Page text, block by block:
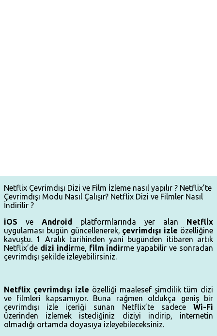
Netflix Çevrimdışı Dizi ve Film İzleme nasıl yapılır ? Netflix’te
Çevrimdışı Modu Nasıl Çalışır? Netflix Dizi ve Filmler Nasıl
İndirilir ?
iOS ve Android platformlarında yer alan
Netflix
uygulaması bugün güncellenerek, çevrimdışı izle özelliğine
kavuştu. 1 Aralık tarihinden yani bugünden itibaren artık
Netflix’de dizi indirme, film indirme yapabilir ve sonradan
çevrimdışı şekilde izleyebilirsiniz.
Netflix çevrimdışı izle özelliği maalesef şimdilik tüm dizi
ve filmleri kapsamıyor. Buna rağmen oldukça geniş bir
çevrimdışı izle içeriği sunan Netflix’te sadece Wi-Fi
üzerinden izlemek istediğiniz diziyi indirip, internetin
olmadığı ortamda doyasıya izleyebileceksiniz.